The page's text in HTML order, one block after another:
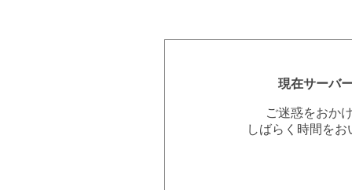
現在サーバ
ご迷惑をおか
しばらく時間を